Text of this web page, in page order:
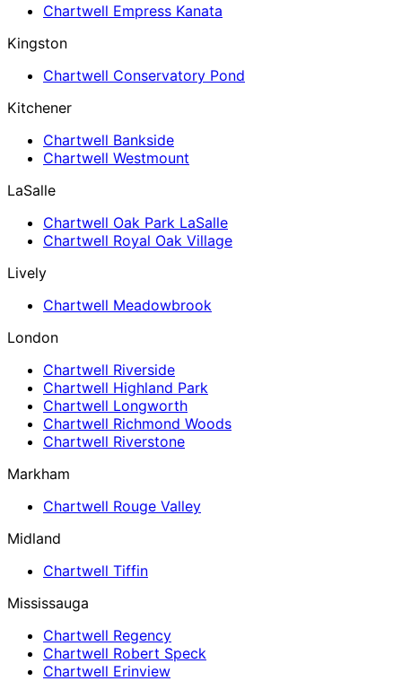
Chartwell Empress Kanata
Kingston
Chartwell Conservatory Pond
Kitchener
Chartwell Bankside
Chartwell Westmount
LaSalle
Chartwell Oak Park LaSalle
Chartwell Royal Oak Village
Lively
Chartwell Meadowbrook
London
Chartwell Riverside
Chartwell Highland Park
Chartwell Longworth
Chartwell Richmond Woods
Chartwell Riverstone
Markham
Chartwell Rouge Valley
Midland
Chartwell Tiffin
Mississauga
Chartwell Regency
Chartwell Robert Speck
Chartwell Erinview